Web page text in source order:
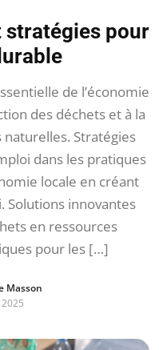
stratégies pour
de l’économie
des déchets et à la
Stratégies
dans les pratiques
locale en créant
Solutions innovantes
en ressources
pour les […]
Masson